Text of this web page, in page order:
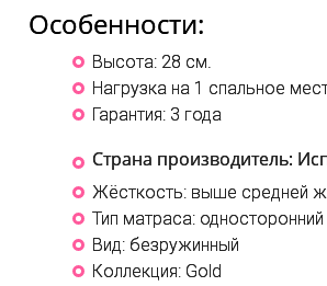
Особенности:
Высота: 28 см.
Нагрузка на 1 спальное
Гарантия: 3 года
Страна производитель:
Жёсткость: выше средней
Тип матраса: односторонний
Вид: безружинный
Коллекция: Gold